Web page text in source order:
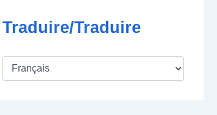
Traduire/Traduire